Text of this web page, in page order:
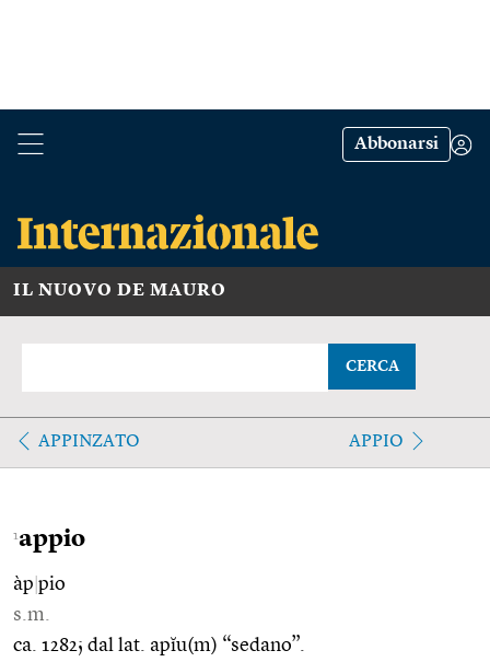
Abbonarsi
IL NUOVO DE MAURO
CERCA
APPINZATO APPIO
1appio
àp pio
s.m.
ca. 1282; dal lat. apĭu(m) “sedano”.